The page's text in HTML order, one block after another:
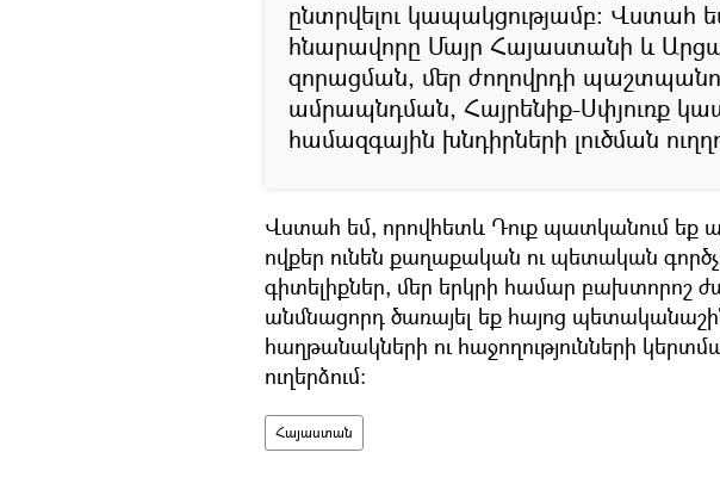
ընտրվելու կապակցությամբ: Վստահ
հնարավորը Մայր Հայաստանի և
զորացման, մեր ժողովրդի
ամրապնդման, Հայրենիք-Սփյուռք
համազգային խնդիրների լուծման
Վստահ եմ, որովհետև Դուք պատկանում եք
ովքեր ունեն քաղաքական ու պետական
գիտելիքներ, մեր երկրի համար բախտորոշ
անմնացորդ ծառայել եք հայոց
հաղթանակների ու հաջողությունների
ուղերձում։
Հայաստան